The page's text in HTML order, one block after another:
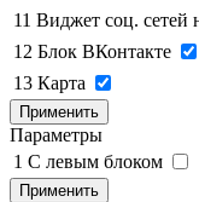
11 Виджет соц. сетей
12 Блок ВКонтакте
13 Карта
Применить
Параметры
1 C левым блоком
Применить